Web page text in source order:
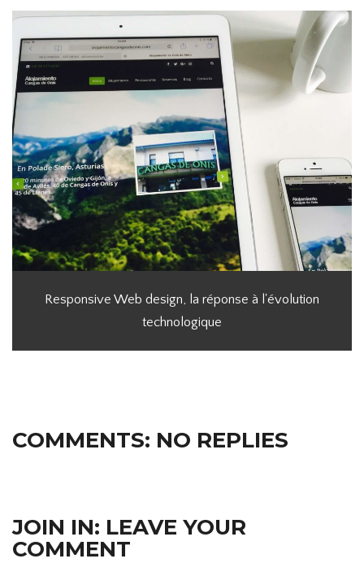
Responsive Web design, la réponse à l'évolution
technologique
COMMENTS: NO REPLIES
JOIN IN: LEAVE YOUR
COMMENT